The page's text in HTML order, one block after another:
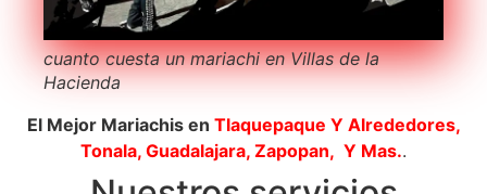
cuanto cuesta un mariachi en Villas de la
Hacienda
El Mejor Mariachis en Tlaquepaque Y Alrededores,
Tonala, Guadalajara, Zapopan, Y Mas..